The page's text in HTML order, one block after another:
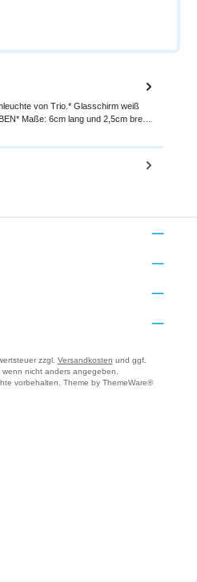
von Trio.* Glasschirm weiß
Maße: 6cm lang und 2,5cm bre…
zzgl. Versandkosten und ggf.
nicht anders angegeben.
vorbehalten. Theme by ThemeWare®